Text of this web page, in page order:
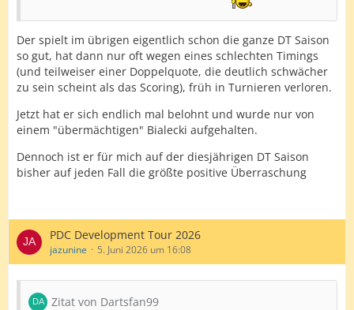
Der spielt im übrigen eigentlich schon die ganze DT Saison
so gut, hat dann nur oft wegen eines schlechten Timings
(und teilweiser einer Doppelquote, die deutlich schwächer
zu sein scheint als das Scoring), früh in Turnieren verloren.
Jetzt hat er sich endlich mal belohnt und wurde nur von
einem "übermächtigen" Bialecki aufgehalten.
Dennoch ist er für mich auf der diesjährigen DT Saison
bisher auf jeden Fall die größte positive Überraschung
PDC Development Tour 2026
jazunine 5. Juni 2026 um 16:08
Zitat von Dartsfan99